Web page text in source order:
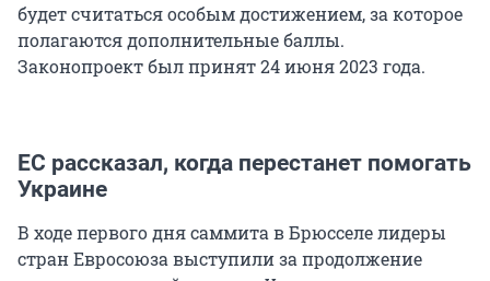
будет считаться особым достижением, за которое
полагаются дополнительные баллы.
Законопроект был принят 24 июня 2023 года.
ЕС рассказал, когда перестанет помогать
Украине
В ходе первого дня саммита в Брюсселе лидеры
стран Евросоюза выступили за продолжение